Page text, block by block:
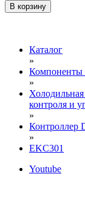
В корзину
Каталог
»
Компоненты
»
контроля и
»
Контроллер
»
EKC301
Youtube